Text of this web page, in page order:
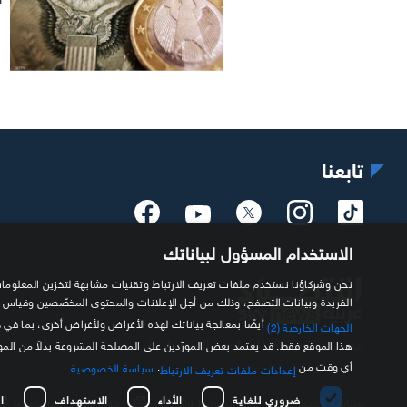
تابعنا
مصدرك الموثوق للمعلومة الاقتصادية
سياسة الخصوصية الشروط والأحكام حول سكاي نيوز عربية
الاستخدام المسؤول لبياناتك
الفريدة وبيانات التصفح، وذلك من أجل الإعلانات والمحتوى المخصّصين
الجهات الخارجية (2)
أيضًا بمعالجة بياناتك لهذه الأغراض ولأغراض أخرى، بما
هذا الموقع فقط. قد يعتمد بعض المورّدين على المصلحة المشروعة بدلاً من
أي وقت من إعدادات ملفات تعريف الارتباط سياسة الخصوصية
ضروري للغاية
الأداء الاستهداف